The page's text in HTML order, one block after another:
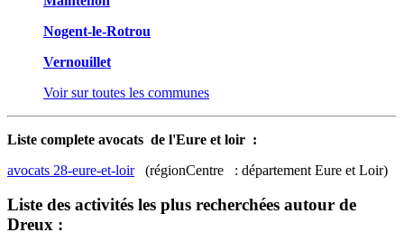
Nogent-le-Rotrou
Vernouillet
Voir sur toutes les communes
Liste complete avocats de l'Eure et loir :
avocats 28-eure-et-loir(régionCentre : département Eure et Loir)
Liste des activités les plus recherchées autour de
Dreux :